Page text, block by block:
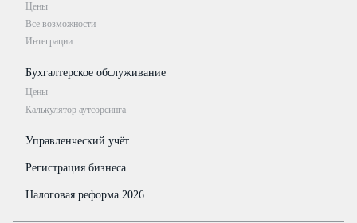
Цены
Все возможности
Интеграции
Бухгалтерское обслуживание
Цены
Калькулятор аутсорсинга
Управленческий учёт
Регистрация бизнеса
Налоговая реформа 2026